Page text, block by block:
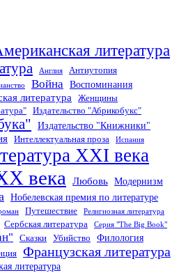
литература
Англия
Антиутопия
Война Воспоминания
литература
Женщины
Издательство "Абрикобукс"
Издательство "Книжники"
Интеллектуальная проза Испания
XXI века
века Любовь Модернизм
Нобелевская премия по литературе
Путешествие Религиозная литература
Сербская литература Серия "The Big Book"
Сказки Убийство
Филология
Французская литература
литература